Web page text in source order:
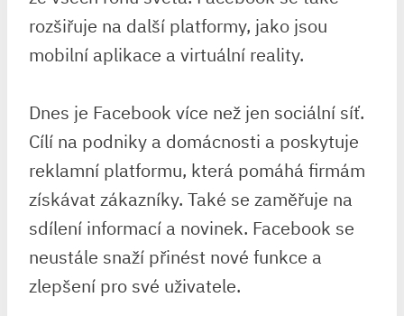
rozšiřuje na další platformy, jako jsou
mobilní aplikace a virtuální reality.
Dnes je Facebook více než jen sociální síť.
Cílí na podniky a domácnosti a poskytuje
reklamní platformu, která pomáhá firmám
získávat zákazníky. Také se zaměřuje na
sdílení informací a novinek. Facebook se
neustále snaží přinést nové funkce a
zlepšení pro své uživatele.